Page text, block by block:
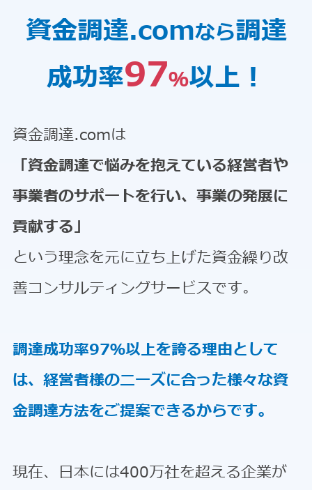
資金調達.comなら調達
成功率97％以上！
資金調達.comは
「資金調達で悩みを抱えている経営者や
事業者のサポートを行い、事業の発展に
貢献する」
という理念を元に立ち上げた資金繰り改
善コンサルティングサービスです。
調達成功率97％以上を誇る理由として
は、経営者様のニーズに合った様々な資
金調達方法をご提案できるからです。
現在、日本には400万社を超える企業が